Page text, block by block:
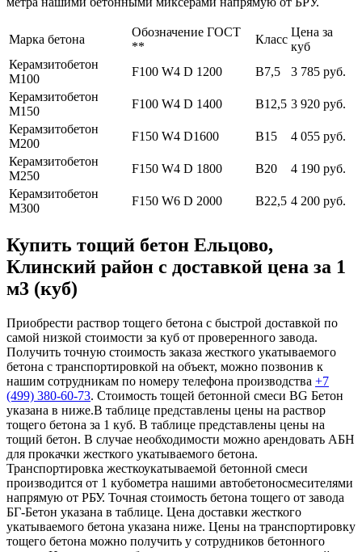
Марка бетона
Обозначение ГОСТ
**
Класс
Цена за
куб
Керамзитобетон
М100
F100 W4 D 1200 В7,5
3 785 руб.
Керамзитобетон
М150
F100 W4 D 1400 В12,5 3 920 руб.
Керамзитобетон
М200
F150 W4 D1600 В15
4 055 руб.
Керамзитобетон
М250
F150 W4 D 1800 В20
4 190 руб.
Керамзитобетон
М300
F150 W6 D 2000 В22,5 4 200 руб.
Купить тощий бетон Ельцово,
Клинский район с доставкой цена за 1
м3 (куб)
Приобрести раствор тощего бетона с быстрой доставкой по
самой низкой стоимости за куб от проверенного завода.
Получить точную стоимость заказа жесткого укатываемого
бетона с транспортировкой на объект, можно позвонив к
нашим сотрудникам по номеру телефона производства +7
(499) 380-60-73. Стоимость тощей бетонной смеси BG Бетон
указана в ниже.В таблице представлены цены на раствор
тощего бетона за 1 куб. В таблице представлены цены на
тощий бетон. В случае необходимости можно арендовать АБН
для прокачки жесткого укатываемого бетона.
Транспортировка жесткоукатываемой бетонной смеси
производится от 1 кубометра нашими автобетоносмесителями
напрямую от РБУ. Точная стоимость бетона тощего от завода
БГ-Бетон указана в таблице. Цена доставки жесткого
укатываемого бетона указана ниже. Цены на транспортировку
тощего бетона можно получить у сотрудников бетонного